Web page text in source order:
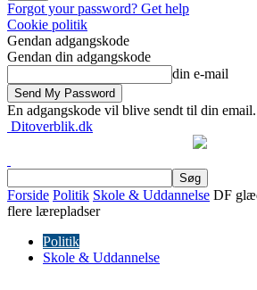
Forgot your password? Get help
Cookie politik
Gendan adgangskode
Gendan din adgangskode
din e-mail
En adgangskode vil blive sendt til din email.
Ditoverblik.dk
Forside Politik Skole & Uddannelse DF
flere lærepladser
Politik
Skole & Uddannelse